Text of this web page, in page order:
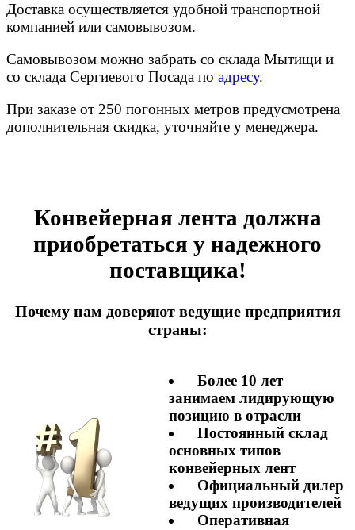
Доставка осуществляется удобной транспортной
компанией или самовывозом.
Самовывозом можно забрать со склада Мытищи и
со склада Сергиевого Посада по адресу.
При заказе от 250 погонных метров предусмотрена
дополнительная скидка, уточняйте у менеджера.
Конвейерная лента должна
приобретаться у надежного
поставщика!
Почему нам доверяют ведущие предприятия
страны:
Более 10 лет
занимаем лидирующую
позицию в отрасли
Постоянный склад
основных типов
конвейерных лент
Официальный дилер
ведущих производителей
Оперативная